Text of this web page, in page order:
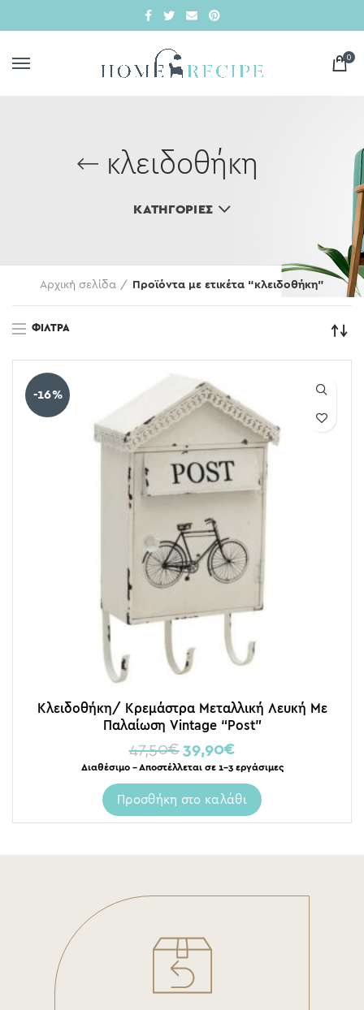
0
κλειδοθήκη
ΚΑΤΗΓΟΡΊΕΣ
Αρχική σελίδα Προϊόντα με ετικέτα “κλειδοθήκη”
ΦΊΛΤΡΑ
-16%
Κλειδοθήκη/ Κρεμάστρα Μεταλλική Λευκή Με
Παλαίωση Vintage “Post”
47,50€ 39,90€
Διαθέσιμο – Αποστέλλεται σε 1-3 εργάσιμες
Προσθήκη στο καλάθι